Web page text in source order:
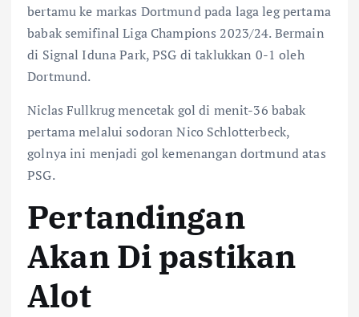
bertamu ke markas Dortmund pada laga leg pertama
babak semifinal Liga Champions 2023/24. Bermain
di Signal Iduna Park, PSG di taklukkan 0-1 oleh
Dortmund.
Niclas Fullkrug mencetak gol di menit-36 babak
pertama melalui sodoran Nico Schlotterbeck,
golnya ini menjadi gol kemenangan dortmund atas
PSG.
Pertandingan
Akan Di pastikan
Alot